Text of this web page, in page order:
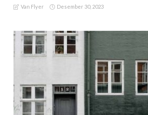
Van Flyer Desember 30, 2023